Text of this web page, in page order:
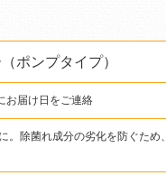
ポンプタイプ）
お届け日をご連絡
。除菌れ成分の劣化を防ぐため